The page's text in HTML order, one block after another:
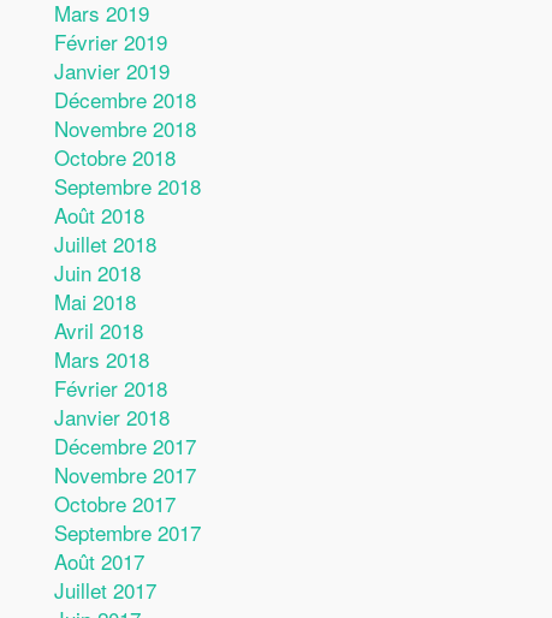
Mars 2019
Février 2019
Janvier 2019
Décembre 2018
Novembre 2018
Octobre 2018
Septembre 2018
Août 2018
Juillet 2018
Juin 2018
Mai 2018
Avril 2018
Mars 2018
Février 2018
Janvier 2018
Décembre 2017
Novembre 2017
Octobre 2017
Septembre 2017
Août 2017
Juillet 2017